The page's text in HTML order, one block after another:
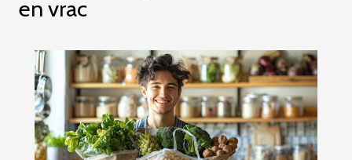
en vrac